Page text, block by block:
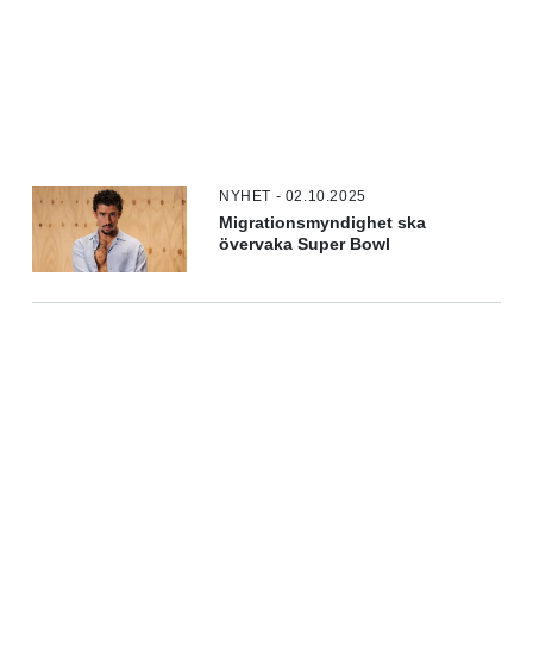
NYHET - 02.10.2025
Migrationsmyndighet ska
övervaka Super Bowl